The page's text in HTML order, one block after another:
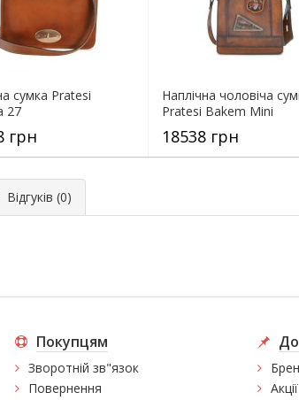
сумка Pratesi
27
грн
Наплічна чоловіча
Pratesi Bakem Mini
18538 грн
Відгуків (0)
Покупцям
Зворотній зв"язок
Повернення
Акції